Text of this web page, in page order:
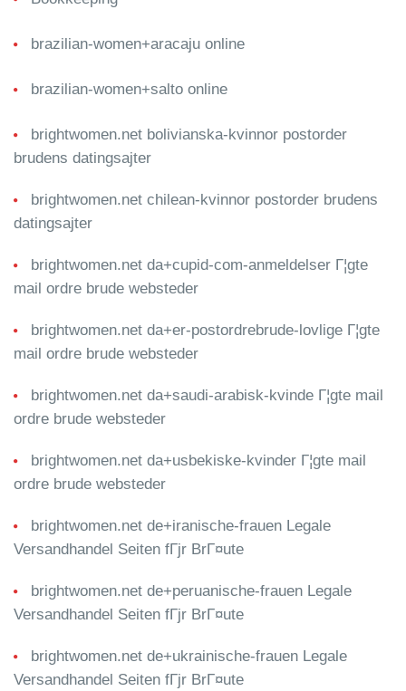
brazilian-women+aracaju online
brazilian-women+salto online
brightwomen.net bolivianska-kvinnor postorder
brudens datingsajter
brightwomen.net chilean-kvinnor postorder brudens
datingsajter
brightwomen.net da+cupid-com-anmeldelser Г¦gte
mail ordre brude websteder
brightwomen.net da+er-postordrebrude-lovlige Г¦gte
mail ordre brude websteder
brightwomen.net da+saudi-arabisk-kvinde Г¦gte mail
ordre brude websteder
brightwomen.net da+usbekiske-kvinder Г¦gte mail
ordre brude websteder
brightwomen.net de+iranische-frauen Legale
Versandhandel Seiten fГјr BrГ¤ute
brightwomen.net de+peruanische-frauen Legale
Versandhandel Seiten fГјr BrГ¤ute
brightwomen.net de+ukrainische-frauen Legale
Versandhandel Seiten fГјr BrГ¤ute